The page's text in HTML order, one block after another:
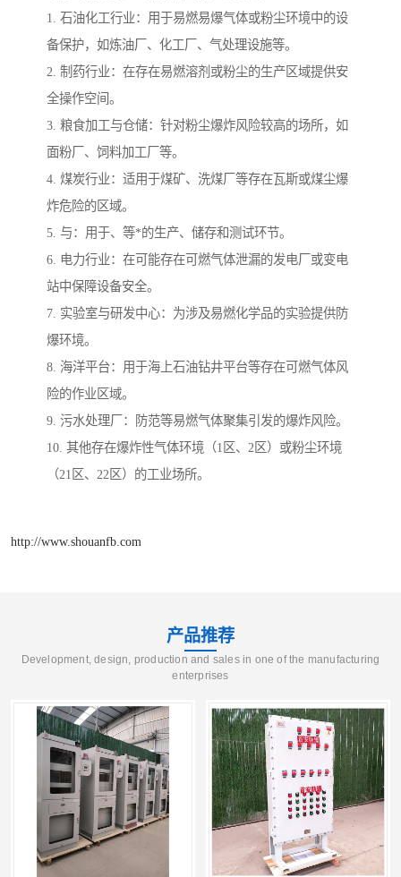
1. 石油化工行业：用于易燃易爆气体或粉尘环境中的设
备保护，如炼油厂、化工厂、气处理设施等。
2. 制药行业：在存在易燃溶剂或粉尘的生产区域提供安
全操作空间。
3. 粮食加工与仓储：针对粉尘爆炸风险较高的场所，如
面粉厂、饲料加工厂等。
4. 煤炭行业：适用于煤矿、洗煤厂等存在瓦斯或煤尘爆
炸危险的区域。
5. 与：用于、等*的生产、储存和测试环节。
6. 电力行业：在可能存在可燃气体泄漏的发电厂或变电
站中保障设备安全。
7. 实验室与研发中心：为涉及易燃化学品的实验提供防
爆环境。
8. 海洋平台：用于海上石油钻井平台等存在可燃气体风
险的作业区域。
9. 污水处理厂：防范等易燃气体聚集引发的爆炸风险。
10. 其他存在爆炸性气体环境（1区、2区）或粉尘环境
（21区、22区）的工业场所。
http://www.shouanfb.com
产品推荐
Development, design, production and sales in one of the manufacturing
enterprises